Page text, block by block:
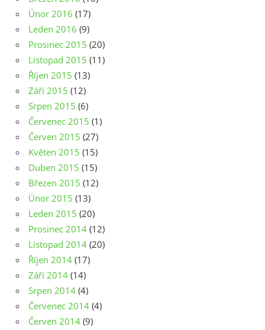
Únor 2016 (17)
Leden 2016 (9)
Prosinec 2015 (20)
Listopad 2015 (11)
Říjen 2015 (13)
Září 2015 (12)
Srpen 2015 (6)
Červenec 2015 (1)
Červen 2015 (27)
Květen 2015 (15)
Duben 2015 (15)
Březen 2015 (12)
Únor 2015 (13)
Leden 2015 (20)
Prosinec 2014 (12)
Listopad 2014 (20)
Říjen 2014 (17)
Září 2014 (14)
Srpen 2014 (4)
Červenec 2014 (4)
Červen 2014 (9)